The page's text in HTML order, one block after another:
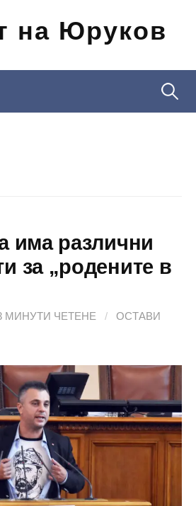
на Юруков
има различни
за „родените в
МИНУТИ ЧЕТЕНЕ /
ОСТАВИ